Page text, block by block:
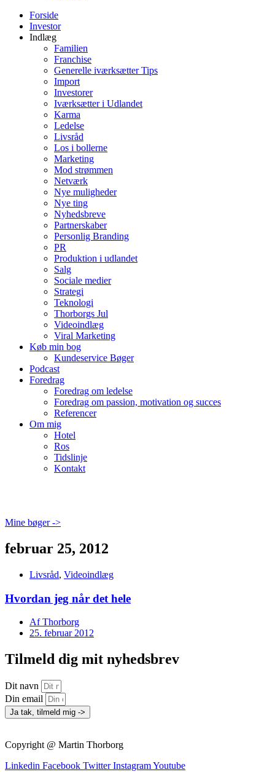
Forside
Investor
Indlæg
Familien
Franchise
Generelle iværksætter Tips
Import
Investorer
Iværksætter i Udlandet
Karma
Ledelse
Livsråd
Los i bollerne
Marketing
Mod strømmen
Netværk
Nye muligheder
Nye ting
Nyhedsbreve
Partnerskaber
Personlig Branding
PR
Produktion i udlandet
Salg
Sociale medier
Strategi
Teknologi
Thorborgs Jul
Videoindlæg
Viral Marketing
Køb min bog
Kundeservice Bøger
Podcast
Foredrag
Foredrag om ledelse
Foredrag om passion, motivation og succes
Referencer
Om mig
Hotel
Ros
Tidslinje
Kontakt
Mine bøger ->
februar 25, 2012
Livsråd, Videoindlæg
Hvordan jeg når det hele
AfThorborg
25. februar 2012
Tilmeld dig mit nyhedsbrev
Dit navn
Din email
Ja tak, tilmeld mig ->
Copyright @ Martin Thorborg
Linkedin Facebook Twitter InstagramYoutube